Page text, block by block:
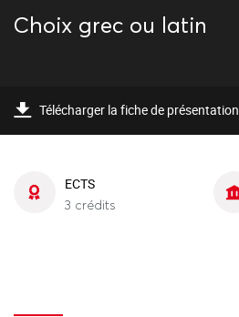
Choix grec ou latin
Télécharger la fiche de présentation
ECTS
3 crédits